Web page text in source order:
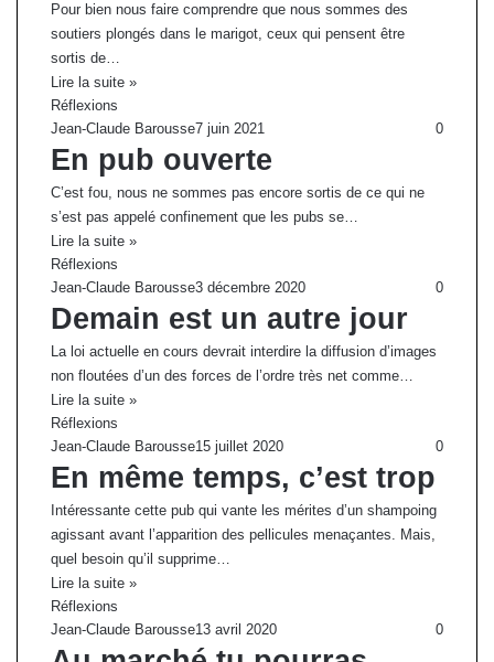
Pour bien nous faire comprendre que nous sommes des
soutiers plongés dans le marigot, ceux qui pensent être
sortis de…
Lire la suite »
Réflexions
Jean-Claude Barousse7 juin 2021 0
En pub ouverte
C’est fou, nous ne sommes pas encore sortis de ce qui ne
s’est pas appelé confinement que les pubs se…
Lire la suite »
Réflexions
Jean-Claude Barousse3 décembre 2020 0
Demain est un autre jour
La loi actuelle en cours devrait interdire la diffusion d’images
non floutées d’un des forces de l’ordre très net comme…
Lire la suite »
Réflexions
Jean-Claude Barousse15 juillet 2020 0
En même temps, c’est trop
Intéressante cette pub qui vante les mérites d’un shampoing
agissant avant l’apparition des pellicules menaçantes. Mais,
quel besoin qu’il supprime…
Lire la suite »
Réflexions
Jean-Claude Barousse13 avril 2020 0